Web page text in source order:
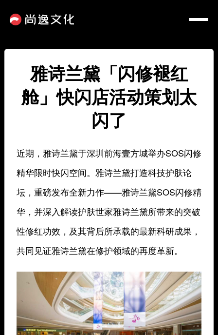
雅诗兰黛「闪修褪红
舱」快闪店活动策划太
闪了
近期，雅诗兰黛于深圳前海壹方城举办SOS闪修
精华限时快闪空间。雅诗兰黛打造科技护肤论
坛，重磅发布全新力作——雅诗兰黛SOS闪修精
华，并深入解读护肤世家雅诗兰黛所带来的突破
性修红功效，及其背后所承载的最新科研成果，
共同见证雅诗兰黛在修护领域的再度革新。